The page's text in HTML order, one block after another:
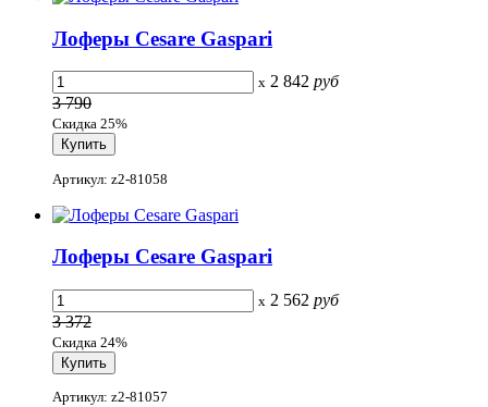
Лоферы Cesare Gaspari
x 2 842 руб
3 790
Скидка 25%
Артикул: z2-81058
Лоферы Cesare Gaspari
x 2 562 руб
3 372
Скидка 24%
Артикул: z2-81057